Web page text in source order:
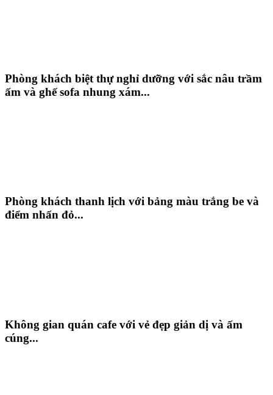
Phòng khách biệt thự nghỉ dưỡng với sắc nâu trầm
ấm và ghế sofa nhung xám...
Phòng khách thanh lịch với bảng màu trắng be và
điểm nhấn đỏ...
Không gian quán cafe với vẻ đẹp giản dị và ấm
cúng...